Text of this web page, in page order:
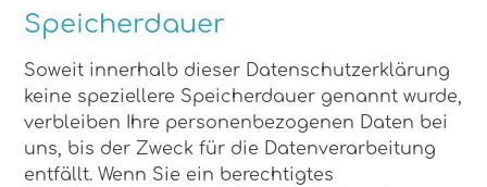
Speicherdauer
Soweit innerhalb dieser Datenschutzerklärung
keine speziellere Speicherdauer genannt wurde,
verbleiben Ihre personenbezogenen Daten bei
uns, bis der Zweck für die Datenverarbeitung
entfällt. Wenn Sie ein berechtigtes